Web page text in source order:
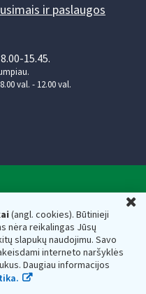
(angl. cookies). Būtinieji
nėra reikalingas Jūsų
slapukų naudojimu. Savo
interneto naršyklės
Daugiau informacijos
ir paslaugos
15.45.
val. - 12.00 val.
— 188659752,
Lietuva, el.paštas:
188659752
prie Lietuvos
ir saugomi Juridinių